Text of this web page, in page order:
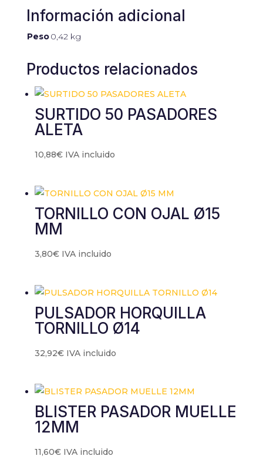
Información adicional
Peso0,42 kg
Productos relacionados
SURTIDO 50 PASADORES
ALETA
10,88€ IVA incluido
TORNILLO CON OJAL Ø15
MM
3,80€ IVA incluido
PULSADOR HORQUILLA
TORNILLO Ø14
32,92€ IVA incluido
BLISTER PASADOR MUELLE
12MM
11,60€ IVA incluido